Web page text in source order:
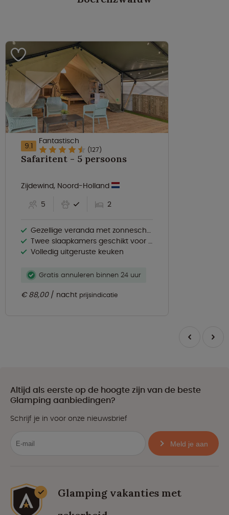
9.1 Fantastisch
(127)
Safaritent - 5 persoons
Zijdewind, Noord-Holland
5
2
Gezellige veranda met zonnescherm en meubilair
Twee slaapkamers geschikt voor vijf personen
Volledig uitgeruste keuken
Gratis annuleren binnen 24 uur
€ 88,00 nacht prijsindicatie
Altijd als eerste op de hoogte zijn van de beste
Glamping aanbiedingen?
Schrijf je in voor onze nieuwsbrief
Meld je aan
Glamping vakanties met